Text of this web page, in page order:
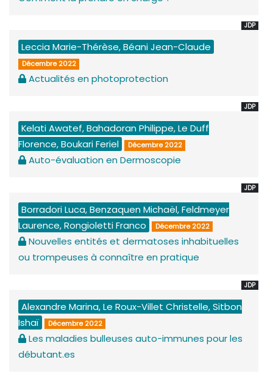
JDP
Leccia Marie-Thérèse, Béani Jean-Claude
Décembre 2022
Actualités en photoprotection
JDP
Kelati Awatef, Bahadoran Philippe, Le Duff
Florence, Boukari Feriel
Décembre 2022
Auto-évaluation en Dermoscopie
JDP
Borradori Luca, Benzaquen Michaël, Feldmeyer
Laurence, Rongioletti Franco
Décembre 2022
Nouvelles entités et dermatoses inhabituelles
ou trompeuses à connaître en pratique
JDP
Alexandre Marina, Le Roux-Villet Christelle, Sitbon
Ishaï
Décembre 2022
Les maladies bulleuses auto-immunes pour les
débutant.es